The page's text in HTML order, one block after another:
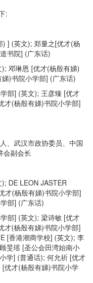
:
] (英文); 郑量之[优才(杨
书院] (广东话)
邓琳恩 [优才(杨殷有娣)
)书院小学部] (广东话)
部] (英文); 王彦臻 [优才
才(杨殷有娣)书院小学部]
、武汉市政协委员、中国
会副会长
DE LEON JASTER
才(杨殷有娣)书院小学部]
部] (广东话)
部] (英文); 梁诗敏 [优才
才(杨殷有娣)书院小学部]
[香港潮商学校] (英文); 李
旻瑶 [圣公会田湾始南小
学] (普通话); 何允祈 [优才
优才(杨殷有娣)书院小学